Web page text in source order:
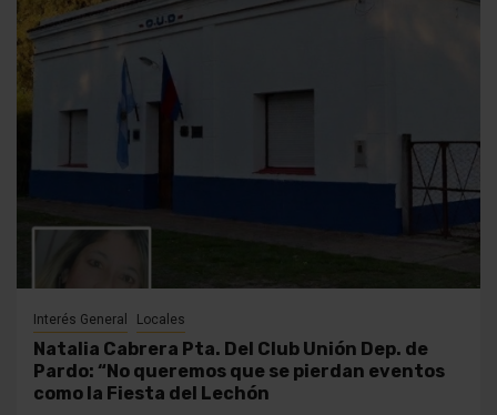
Interés General Locales
Natalia Cabrera Pta. Del Club Unión Dep. de
Pardo: “No queremos que se pierdan eventos
como la Fiesta del Lechón